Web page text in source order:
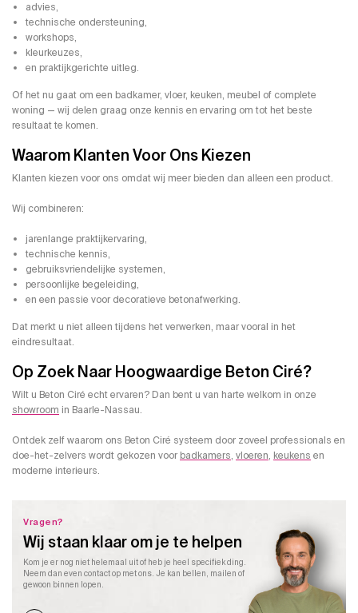
advies,
technische ondersteuning,
workshops,
kleurkeuzes,
en praktijkgerichte uitleg.
Of het nu gaat om een badkamer, vloer, keuken, meubel of complete
woning — wij delen graag onze kennis en ervaring om tot het beste
resultaat te komen.
Waarom Klanten Voor Ons Kiezen
Klanten kiezen voor ons omdat wij meer bieden dan alleen een product.
Wij combineren:
jarenlange praktijkervaring,
technische kennis,
gebruiksvriendelijke systemen,
persoonlijke begeleiding,
en een passie voor decoratieve betonafwerking.
Dat merkt u niet alleen tijdens het verwerken, maar vooral in het
eindresultaat.
Op Zoek Naar Hoogwaardige Beton Ciré?
Wilt u Beton Ciré echt ervaren? Dan bent u van harte welkom in onze
showroom in Baarle-Nassau.
Ontdek zelf waarom ons Beton Ciré systeem door zoveel professionals en
doe-het-zelvers wordt gekozen voor badkamers, vloeren, keukens en
moderne interieurs.
Vragen?
Wij staan klaar om je te helpen
Kom je er nog niet helemaal uit of heb je heel specifiek ding.
Neem dan even contact op met ons. Je kan bellen, mailen of
gewoon binnen lopen.